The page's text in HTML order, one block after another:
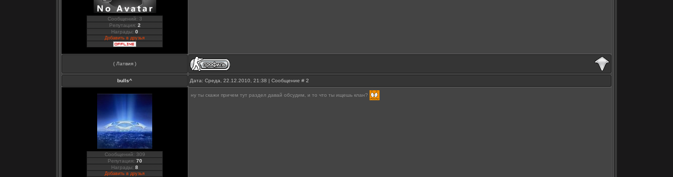
Сообщений: 3
Репутация: 2
Награды: 0
Добавить в друзья
( Латвия )
bulls^ Дата: Среда, 22.12.2010, 21:38 | Сообщение # 2
Сообщений: 309
Репутация: 70
Награды: 8
Добавить в друзья
ну ты скажи причем тут раздел давай обсудим, и то что ты ищешь клан?